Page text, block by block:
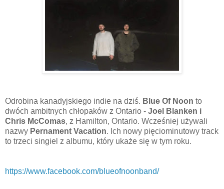
Odrobina kanadyjskiego indie na dziś. Blue Of Noon to
dwóch ambitnych chłopaków z Ontario - Joel Blanken i
Chris McComas, z Hamilton, Ontario. Wcześniej używali
nazwy Pernament Vacation. Ich nowy pięciominutowy track
to trzeci singiel z albumu, który ukaże się w tym roku.
https://www.facebook.com/blueofnoonband/